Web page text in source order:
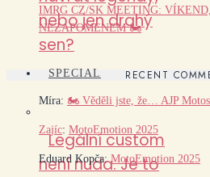
nebo jen drahý
sen?
SPECIAL
Legální custom
není nuda. Je to
IMRG CZ/SK MEETING:
NEZAPOMENEM 🏍️
RECENT
Míra: 🏍️ Věděli jste, že… AJP
Zajíc: MotoEmotion 2025
Eduard Kopča:MotoEmotion 2025